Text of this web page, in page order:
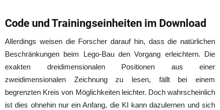
Code und Trainingseinheiten im Download
Allerdings weisen die Forscher darauf hin, dass die natürlichen
Beschränkungen beim Lego-Bau den Vorgang erleichtern. Die
exakten dreidimensionalen Positionen aus einer
zweidimensionalen Zeichnung zu lesen, fällt bei einem
begrenzten Kreis von Möglichkeiten leichter. Doch wahrscheinlich
ist dies ohnehin nur ein Anfang, die KI kann dazulernen und sich